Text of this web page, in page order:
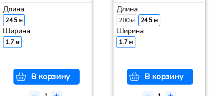
Длина
24.5 м
Ширина
1.7 м
В корзину
Длина
200 м 24.5 м
Ширина
1.7 м
В корзину